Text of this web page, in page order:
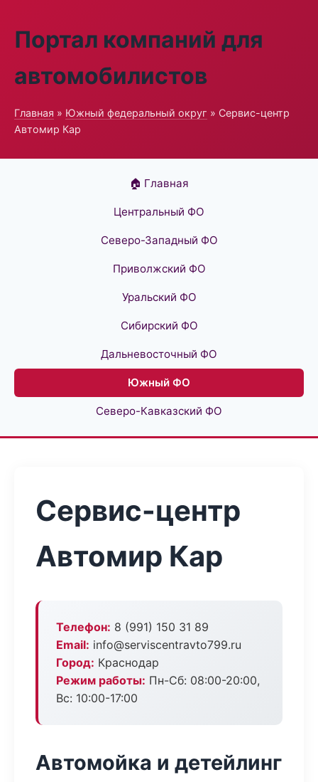
Портал компаний для
автомобилистов
Главная » Южный федеральный округ » Сервис-центр
Автомир Кар
🏠 Главная
Центральный ФО
Северо-Западный ФО
Приволжский ФО
Уральский ФО
Сибирский ФО
Дальневосточный ФО
Южный ФО
Северо-Кавказский ФО
Сервис-центр
Автомир Кар
Телефон: 8 (991) 150 31 89
Email: info@serviscentravto799.ru
Город: Краснодар
Режим работы: Пн-Сб: 08:00-20:00,
Вс: 10:00-17:00
Автомойка и детейлинг